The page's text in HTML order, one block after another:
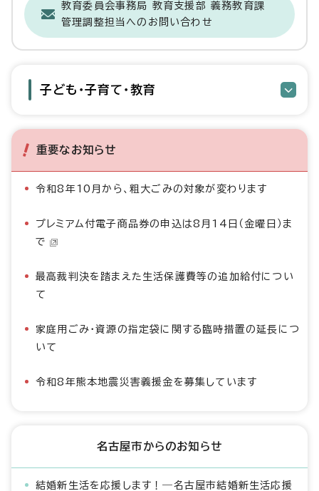
教育委員会事務局 教育支援部 義務教育課
管理調整担当へのお問い合わせ
子ども・子育て・教育
重要なお知らせ
令和8年10月から、粗大ごみの対象が変わります
プレミアム付電子商品券の申込は8月14日（金曜日）ま
で
最高裁判決を踏まえた生活保護費等の追加給付につい
て
家庭用ごみ・資源の指定袋に関する臨時措置の延長につ
いて
令和8年熊本地震災害義援金を募集しています
名古屋市からのお知らせ
結婚新生活を応援します！―名古屋市結婚新生活応援